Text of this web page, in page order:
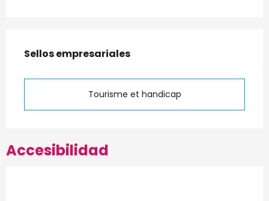
Oferta de prestaciones
Sellos empresariales
Sellos empresariales
Tourisme et handicap
Accesibilidad